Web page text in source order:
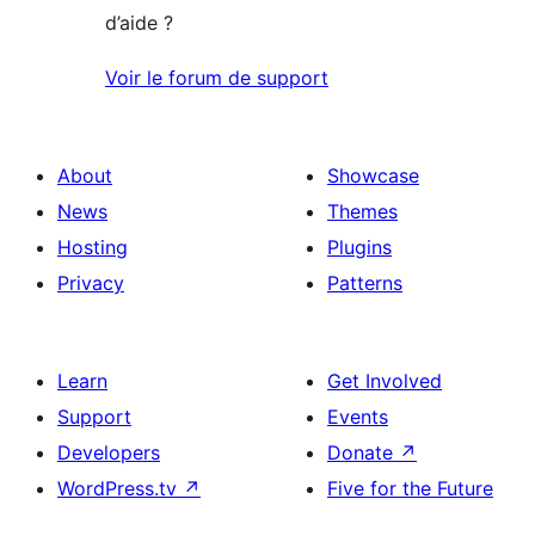
d’aide ?
Voir le forum de support
About
News
Hosting
Privacy
Showcase
Themes
Plugins
Patterns
Learn
Support
Developers
WordPress.tv ↗
Get Involved
Events
Donate ↗
Five for the Future